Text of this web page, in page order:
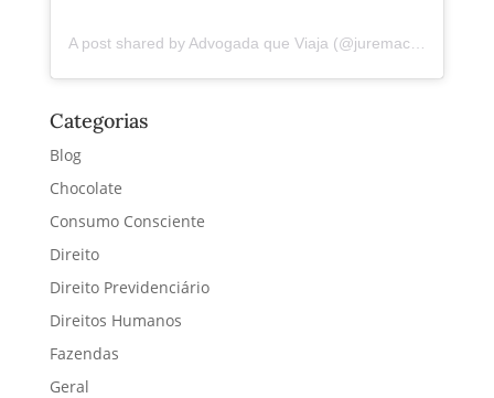
A post shared by Advogada que Viaja (@juremacintra)
Categorias
Blog
Chocolate
Consumo Consciente
Direito
Direito Previdenciário
Direitos Humanos
Fazendas
Geral